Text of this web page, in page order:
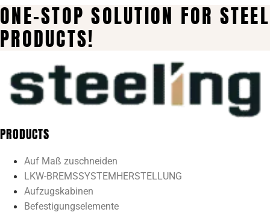
ONE-STOP SOLUTION FOR STEEL
PRODUCTS!
PRODUCTS
Auf Maß zuschneiden
LKW-BREMSSYSTEMHERSTELLUNG
Aufzugskabinen
Befestigungselemente